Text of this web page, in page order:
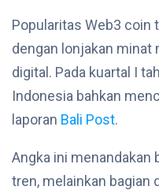
Popularitas Web3 coin
dengan lonjakan minat
digital. Pada kuartal I
Indonesia bahkan
laporan Bali Post.
Angka ini menandakan
tren, melainkan bagian